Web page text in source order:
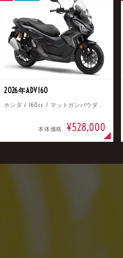
2026年ADV160
ホンダ / 160cc / マットガンパウダーブラックメタリック
本体価格 ¥528,000